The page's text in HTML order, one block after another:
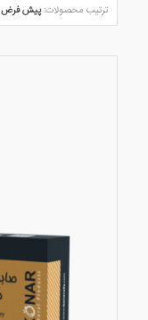
ترتیب محصولات:پیش فرض